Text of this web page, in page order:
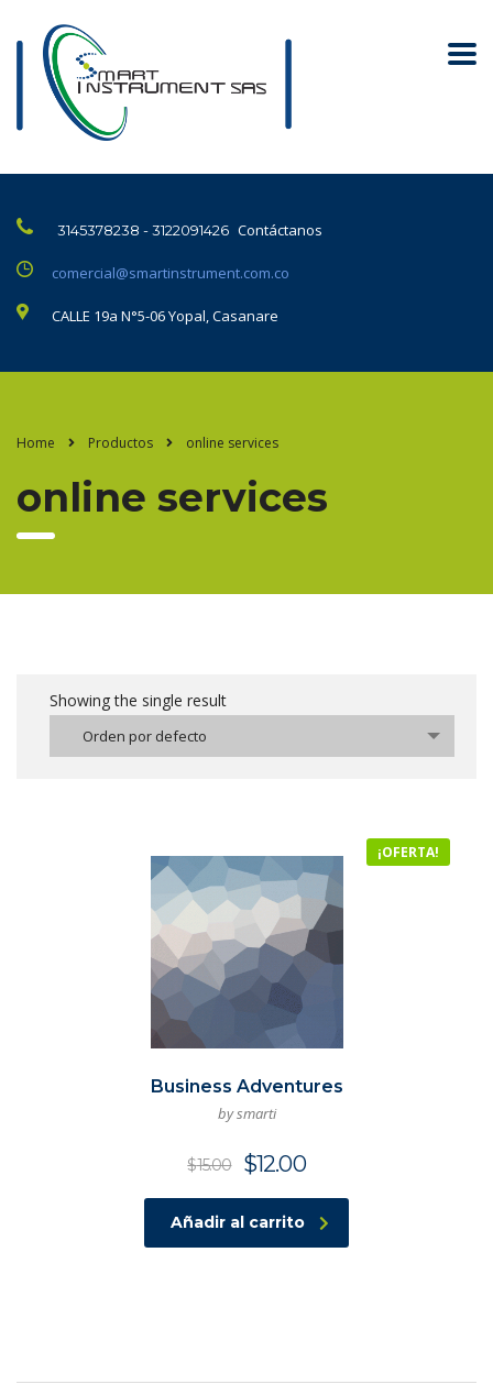
3145378238 - 3122091426 Contáctanos
comercial@smartinstrument.com.co
CALLE 19a N°5-06 Yopal, Casanare
Home Productos online services
online services
Showing the single result
Orden por defecto
¡OFERTA!
Business Adventures
by smarti
$15.00 $12.00
Añadir al carrito